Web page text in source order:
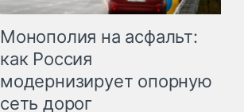
Монополия на асфальт:
как Россия
модернизирует опорную
сеть дорог